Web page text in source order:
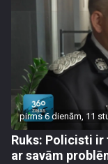
pirms 6 dienām, 11
Ruks: Policisti ir
ar savām